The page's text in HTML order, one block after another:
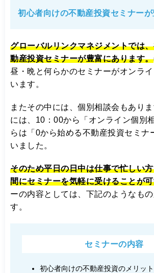
初心者向けの不動産投資セミナー
グローバルリンクマネジメントでは
動産投資セミナーが豊富にあります。
昼・晩と何らかのセミナーがオンラ
います。
またその中には、個別相談会もあり
には、10：00から「オンライン個別
らは「0から始める不動産投資セミナ
いました。
そのため平日の日中は仕事で忙しい
間にセミナーを気軽に受けることが
ーの内容としては、下記のようなも
す。
セミナーの内容
初心者向けの不動産投資のメリッ